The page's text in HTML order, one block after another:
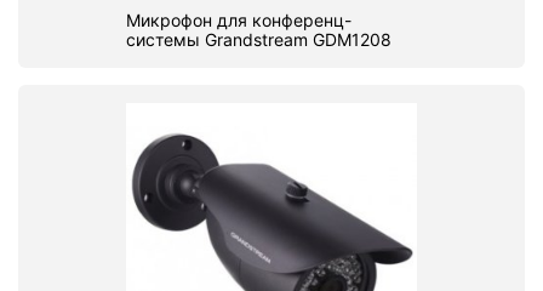
Микрофон для конференц-
системы Grandstream GDM1208